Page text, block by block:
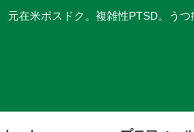
元在米ポスドク。複雑性PTSD。う